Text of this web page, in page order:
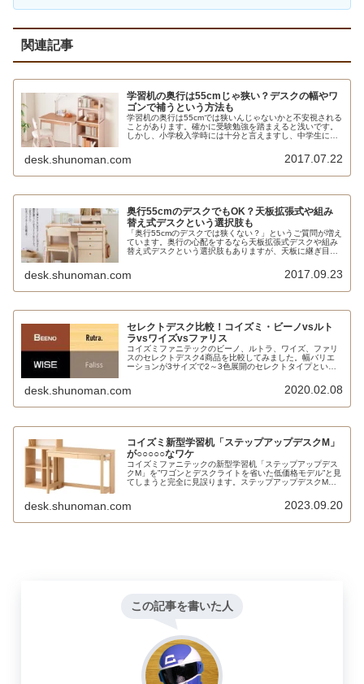
関連記事
学習机の奥行は55cmじゃ狭い？デスクの幅やワ
ゴンで補うという方法も
学習机の奥行は55cmでは狭いんじゃないかと不安視される
ことがあります。確かに受験勉強を踏まえると浅いです。
しかし、小学校入学時には十分と言えますし、中学生にも
45cmではさすがに物足りないと考える場合や、リビング学
習には最適と言えます。
desk.shunoman.com 2017.07.22
奥行55cmのデスクでもOK？天板拡張式や組み
替え式デスクという選択肢も
「奥行55cmのデスクでは狭くない？」というご質問が増え
ています。奥行の心配をするなら天板拡張式デスクや組み
替え式デスクという選択肢もありますが、天板に継ぎ目が
desk.shunoman.com 2017.09.23
セレクトデスク比較！コイズミ・ビーノvsルト
ラvsワイズvsファリス
コイズミファニテックのビーノ、ルトラ、ワイズ、ファリ
スのセレクトデスク4商品を比較してみました。幅バリエ
ーションが3サイズで2～3色展開のセレクトタイプという
行、ラインナップなど様々な点で微妙に違いがあります。
desk.shunoman.com 2020.02.08
コイズミ新型学習机「ステップアップデスクM」
が○○○○○なワケ
コイズミファニテックの新型学習机「ステップアップデス
クM」を”ワゴンとデスクライトを省いた低価格モデル”と見
てしまうと完全に見誤ります。ステップアップデスクMは
再定義すると同時に、コイズミファニテックの学習机ライ
ンナップまでも再構築するという大役を担った超大型商品
desk.shunoman.com 2023.09.20
この記事を書いた人